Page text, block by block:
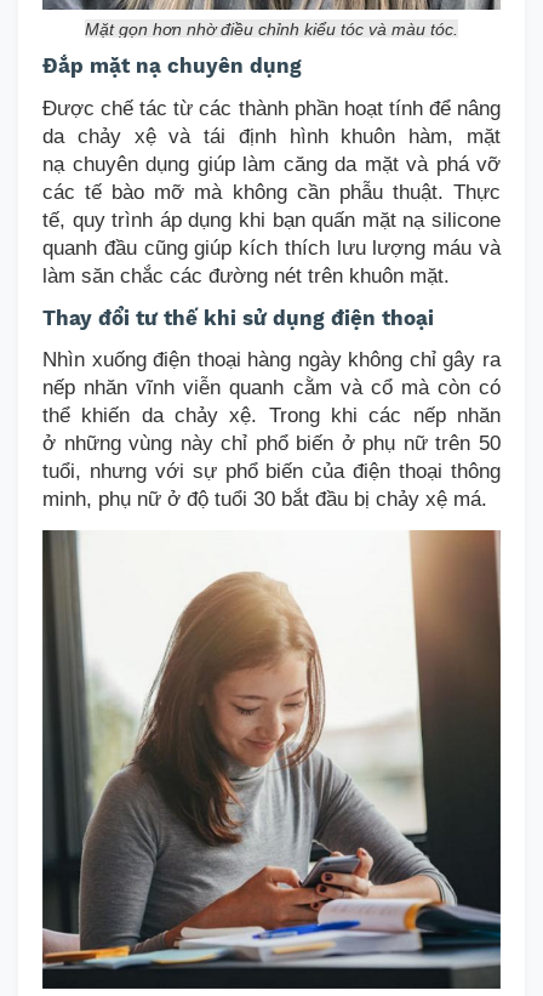
Mặt gọn hơn nhờ điều chỉnh kiểu tóc và màu tóc.
Đắp mặt nạ chuyên dụng
Đượcchế tác từ các thành phần hoạt tính để nâng
da chảy xệ và tái định hình khuôn hàm, mặt
nạ chuyên dụng giúp làm căng da mặt và phá vỡ
các tế bào mỡ mà không cần phẫu thuật. Thực
tế, quy trình áp dụng khi bạn quấn mặt nạ silicone
quanh đầu cũng giúp kích thích lưu lượng máu và
làm săn chắc các đường nét trên khuôn mặt.
Thay đổi tư thế khi sử dụng điện thoại
Nhìn xuống điện thoại hàng ngày không chỉ gây ra
nếp nhăn vĩnh viễn quanh cằm và cổ mà còn có
thể khiến da chảy xệ. Trong khi các nếp nhăn
ở những vùng nàychỉ phổ biến ở phụ nữ trên 50
tuổi, nhưngvới sự phổ biến của điện thoại thông
minh, phụ nữ ở độ tuổi 30 bắt đầu bị chảy xệ má.